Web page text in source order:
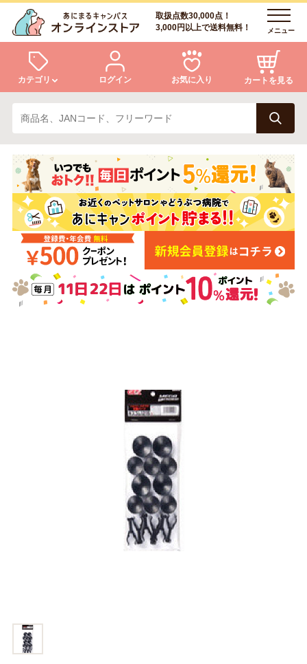
取扱点数30,000点！
3,000円以上で送料無料！
メニュー
カテゴリ
犬 猫
小動物・鳥 アクア・爬虫類・昆虫
ドッグフード キャットフード
美容・ケア用品 服・おさんぽ用品
シニアサポート
ログイン お気に入り カートを見る
ログイン
会員登録
あにまるキャンパスについて
アフターサービス
商品リクエスト